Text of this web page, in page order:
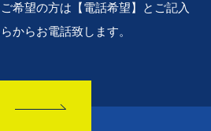
希望の方は【電話希望】とご記入
からお電話致します。